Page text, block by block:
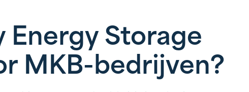
Energy Storage
MKB-bedrijven?